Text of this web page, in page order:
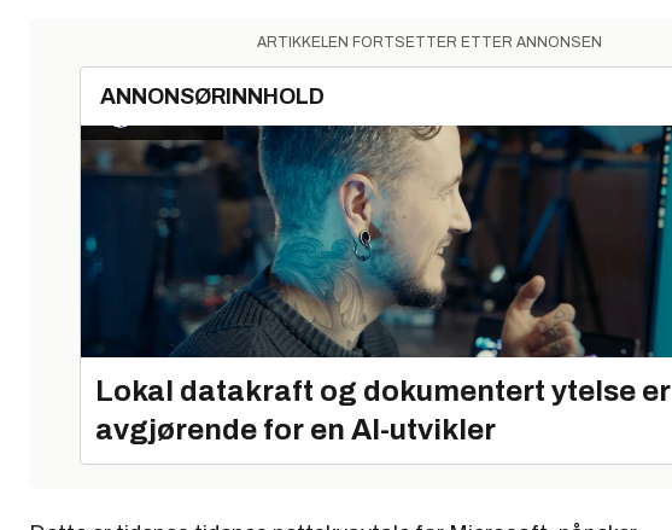
ARTIKKELEN FORTSETTER ETTER ANNONSEN
ANNONSØRINNHOLD
Lokal datakraft og dokumentert ytelse er
avgjørende for en AI-utvikler